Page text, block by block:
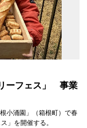
ーフェス」 事業
小涌園」（箱根町）で春
」を開催する。